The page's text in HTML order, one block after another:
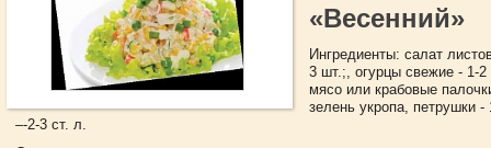
«Весенний»
Ингредиенты: салат
3 шт.;, огурцы свежие - 1-2
мясо или крабовые
зелень укропа, петрушки -
–-2-3 ст. л.